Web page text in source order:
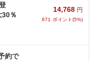
30％
14,768 円
671 ポイント(5%)
約で